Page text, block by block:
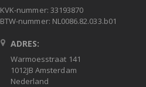
KVK-nummer: 33193870
BTW-nummer: NL0086.82.033.b01
ADRES:
Warmoesstraat 141
1012JB Amsterdam
Nederland